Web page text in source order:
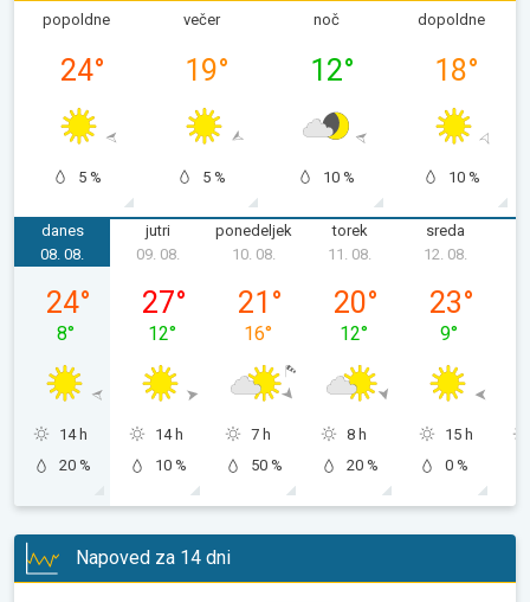
popoldne
24°
5 %
večer
19°
5 %
noč
12°
10 %
dopoldne
18°
10 %
danes
sobota, 08. 08.
08. 08.
24°
8°
14 h
20 %
jutri
09. 08.
27°
12°
14 h
10 %
ponedeljek
10. 08.
21 °
16°
7 h
50 %
torek
11. 08.
20°
12°
8 h
20 %
sreda
12. 08.
23°
9°
15 h
0 %
Napoved za 14 dni